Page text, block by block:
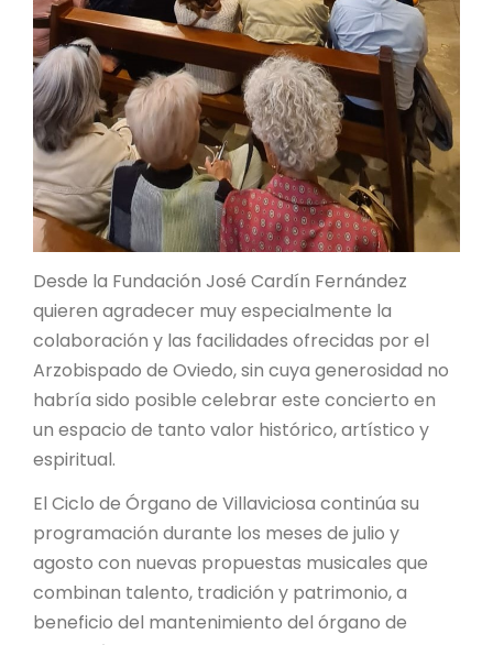
Desde la Fundación José Cardín Fernández
quieren agradecer muy especialmente la
colaboración y las facilidades ofrecidas por el
Arzobispado de Oviedo, sin cuya generosidad no
habría sido posible celebrar este concierto en
un espacio de tanto valor histórico, artístico y
espiritual.
El Ciclo de Órgano de Villaviciosa continúa su
programación durante los meses de julio y
agosto con nuevas propuestas musicales que
combinan talento, tradición y patrimonio, a
beneficio del mantenimiento del órgano de